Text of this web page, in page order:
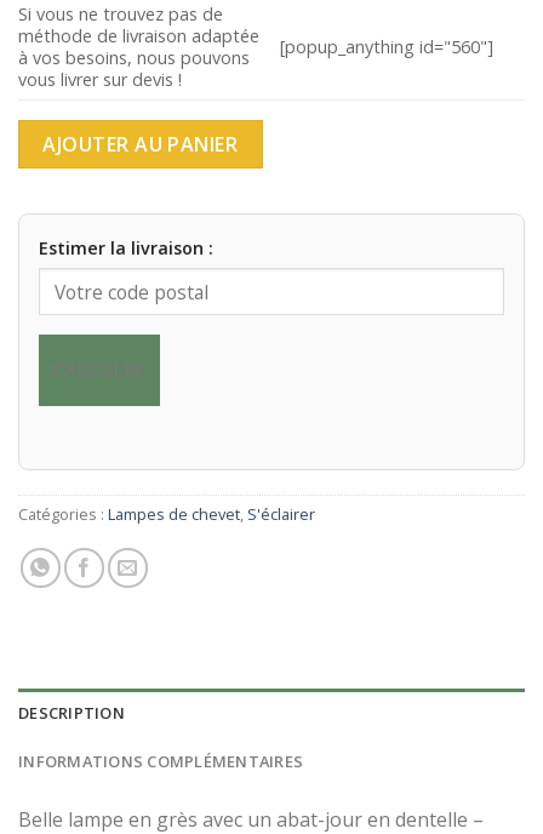
Si vous ne trouvez pas de
méthode de livraison adaptée
à vos besoins, nous pouvons
vous livrer sur devis !
[popup_anything id="560"]
AJOUTER AU PANIER
Estimer la livraison :
CALCULER
Catégories : Lampes de chevet, S'éclairer
DESCRIPTION
INFORMATIONS COMPLÉMENTAIRES
Belle lampe en grès avec un abat-jour en dentelle –